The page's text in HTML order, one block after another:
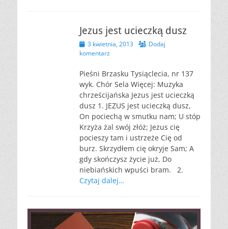
Jezus jest ucieczką dusz
Opublikowano
3 kwietnia, 2013
Dodaj
komentarz
Pieśni Brzasku Tysiąclecia, nr 137
wyk. Chór Sela Więcej: Muzyka
chrześcijańska Jezus jest ucieczką
dusz 1. JEZUS jest ucieczką dusz,
On pociechą w smutku nam; U stóp
Krzyża żal swój złóż; Jezus cię
pocieszy tam i ustrzeże Cię od
burz. Skrzydłem cię okryje Sam; A
gdy skończysz życie już, Do
niebiańskich wpuści bram. 2.
Czytaj dalej…